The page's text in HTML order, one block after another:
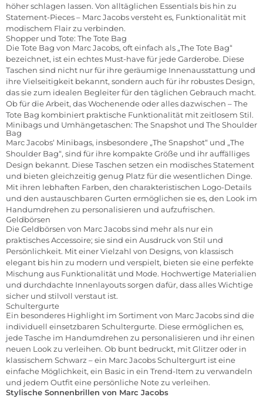
höher schlagen lassen. Von alltäglichen Essentials bis hin zu
Statement-Pieces – Marc Jacobs versteht es, Funktionalität mit
modischem Flair zu verbinden.
Shopper und Tote: The Tote Bag
DieTote Bag von Marc Jacobs, oft einfach als „The Tote Bag“
bezeichnet, ist ein echtes Must-have für jede Garderobe. Diese
Taschen sind nicht nur für ihre geräumige Innenausstattung und
ihre Vielseitigkeit bekannt, sondern auch für ihr robustes Design,
das sie zum idealen Begleiter für den täglichen Gebrauch macht.
Ob für die Arbeit, das Wochenende oder alles dazwischen – The
Tote Bag kombiniert praktische Funktionalität mit zeitlosem Stil.
Minibags und Umhängetaschen: The Snapshot und The Shoulder
Bag
Marc Jacobs‘ Minibags, insbesondere „The Snapshot“ und „The
Shoulder Bag“, sind für ihre kompakte Größe und ihr auffälliges
Design bekannt. Diese Taschen setzen ein modisches Statement
und bieten gleichzeitig genug Platz für die wesentlichen Dinge.
Mit ihren lebhaften Farben, den charakteristischen Logo-Details
und den austauschbaren Gurten ermöglichen sie es, den Look im
Handumdrehen zu personalisieren und aufzufrischen.
Geldbörsen
DieGeldbörsen von Marc Jacobs sind mehr als nur ein
praktisches Accessoire; sie sind ein Ausdruck von Stil und
Persönlichkeit. Mit einer Vielzahl von Designs, von klassisch
elegant bis hin zu modern und verspielt, bieten sie eine perfekte
Mischung aus Funktionalität und Mode. Hochwertige Materialien
und durchdachte Innenlayouts sorgen dafür, dass alles Wichtige
sicher und stilvoll verstaut ist.
Schultergurte
Ein besonderes Highlight im Sortiment von Marc Jacobs sind die
individuell einsetzbaren Schultergurte. Diese ermöglichen es,
jede Tasche im Handumdrehen zu personalisieren und ihr einen
neuen Look zu verleihen. Ob bunt bedruckt, mit Glitzer oder in
klassischem Schwarz – ein Marc Jacobs Schultergurt ist eine
einfache Möglichkeit, ein Basic in ein Trend-Item zu verwandeln
und jedem Outfit eine persönliche Note zu verleihen.
Stylische Sonnenbrillen von Marc Jacobs